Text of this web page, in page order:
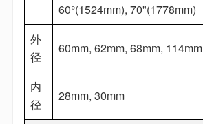
60°(1524mm), 70"(1778mm)
外
径
60mm, 62mm, 68mm, 114mm
内
径
28mm, 30mm